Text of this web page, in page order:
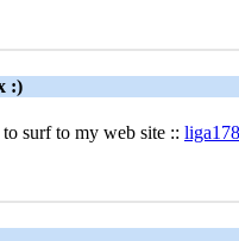
:)
surf to my web site :: liga178